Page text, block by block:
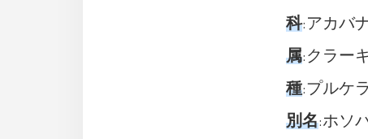
科:アカバ
属:クラー
種:プルケ
別名:ホソ